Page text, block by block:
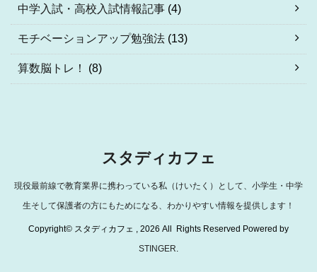
中学入試・高校入試情報記事 (4)
モチベーションアップ勉強法 (13)
算数脳トレ！ (8)
スタディカフェ
現役最前線で教育業界に携わっている私（けいたく）として、小学生・中学
生そして保護者の方にもためになる、わかりやすい情報を提供します！
Copyright© スタディカフェ , 2026 All Rights Reserved Powered by
STINGER.